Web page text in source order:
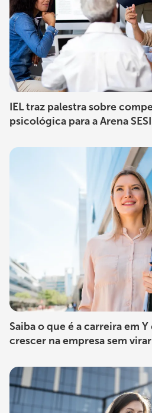
IEL traz palestra sobre
psicológica para a Arena
Saiba o que é a carreira em
crescer na empresa sem